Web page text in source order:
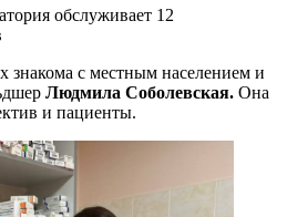
обслуживает 12
знакома с местным населением и
Людмила Соболевская. Она
и пациенты.